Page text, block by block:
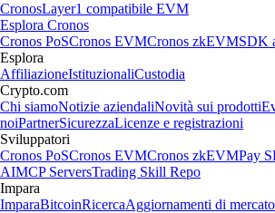
CronosLayer1 compatibile EVM
Esplora Cronos
Cronos PoSCronos EVMCronos zkEVMSDK
Esplora
AffiliazioneIstituzionaliCustodia
Crypto.com
Chi siamoNotizie aziendaliNovità sui prodotti
noiPartnerSicurezzaLicenze e registrazioni
Sviluppatori
Cronos PoSCronos EVMCronos zkEVMPay
AIMCP ServersTrading Skill Repo
Impara
ImparaBitcoinRicercaAggiornamenti di mercato